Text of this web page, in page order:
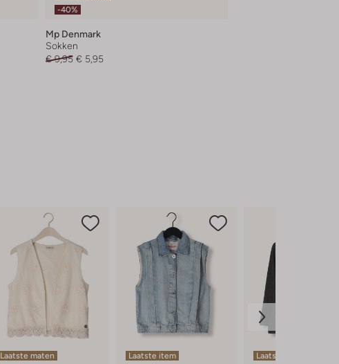
-40%
Mp Denmark
Sokken
€ 9,95 € 5,95
Laatste maten
Laatste item
Laatste item